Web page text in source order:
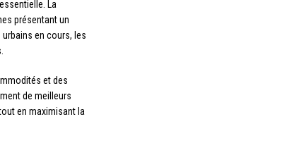
La
présentant un
en cours, les
et des
de meilleurs
en maximisant la